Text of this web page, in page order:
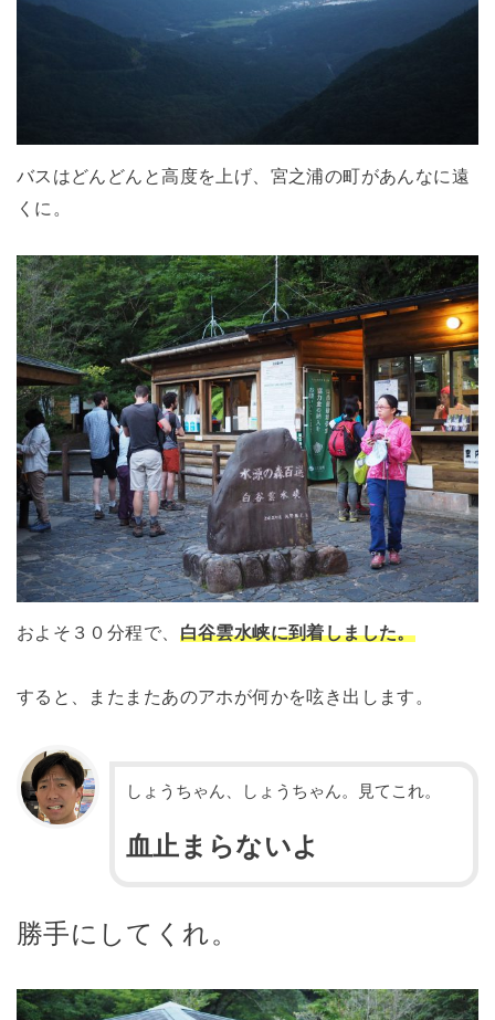
バスはどんどんと高度を上げ、宮之浦の町があんなに遠
くに。
およそ３０分程で、 白谷雲水峡に到着しました。
すると、またまたあのアホが何かを呟き出します。
しょうちゃん、しょうちゃん。見てこれ。
血止まらないよ
勝手にしてくれ。